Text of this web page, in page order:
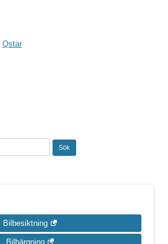
Qstar
Bilbesiktning
Bilbärgning